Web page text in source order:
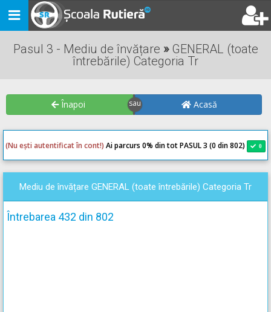
Toggle
navigation
Pasul 3 - Mediu de învățare »GENERAL (toate
întrebările) Categoria Tr
Înapoi Acasă
(Nu ești autentificat în cont!) Ai parcurs 0% din tot PASUL 3 (0 din 802) 0
Mediu de învățare GENERAL (toate întrebările) Categoria Tr
Întrebarea 432 din 802